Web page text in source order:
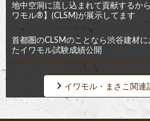
地中空洞に流し込まれて貢献するか
ワモル®︎】(CLSM)が展示してます
首都圏のCLSMのことなら渋谷建材
たイワモル試験成績公開
イワモル・まさこ関連